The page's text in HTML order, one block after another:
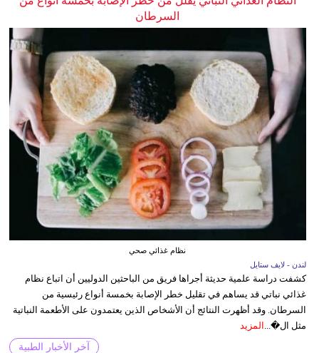
السرطان
نظام غذائي صحي
لندن - لايف ستايل
كشفت دراسة علمية حديثة أجراها فريق من الباحثين الدوليين أن اتباع نظام
غذائي نباتي قد يساهم في تقليل خطر الإصابة بخمسة أنواع رئيسية من
السرطان. وقد أظهرت النتائج أن الأشخاص الذين يعتمدون على الأطعمة النباتية
مثل ال�...
المزيد
آخر الأخبار الطبية